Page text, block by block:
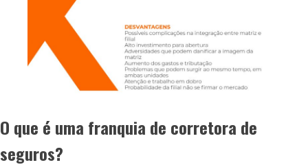
O que é uma franquia de corretora de
seguros?